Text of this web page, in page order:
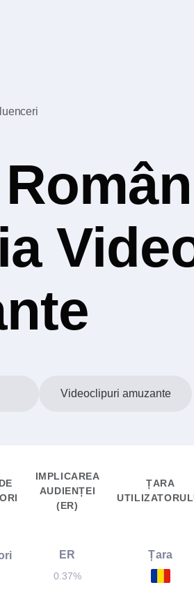
Videoclipuri amuzante
IMPLICAREA
AUDIENȚEI
(ER)
ȚARA
ER
0.37%
Țara